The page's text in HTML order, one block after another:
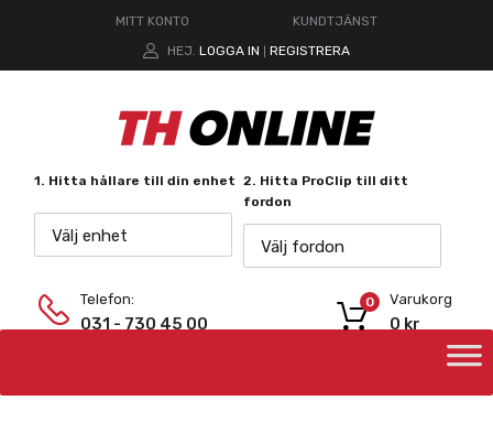
MITT KONTO
KUNDTJÄNST
HEJ. LOGGA IN REGISTRERA
1. Hitta hållare till din enhet
Välj enhet
2. Hitta ProClip till ditt
fordon
Välj fordon
Telefon:
031 - 730 45 00
Varukorg
0 kr
0